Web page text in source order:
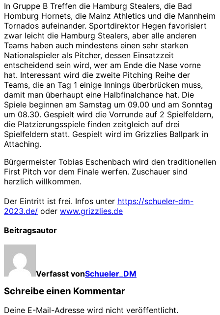
In Gruppe B Treffen die Hamburg Stealers, die Bad
Homburg Hornets, die Mainz Athletics und die Mannheim
Tornados aufeinander. Sportdirektor Hegen favorisiert
zwar leicht die Hamburg Stealers, aber alle anderen
Teams haben auch mindestens einen sehr starken
Nationalspieler als Pitcher, dessen Einsatzzeit
entscheidend sein wird, wer am Ende die Nase vorne
hat. Interessant wird die zweite Pitching Reihe der
Teams, die an Tag 1 einige Innings überbrücken muss,
damit man überhaupt eine Halbfinalchance hat. Die
Spiele beginnen am Samstag um 09.00 und am Sonntag
um 08.30. Gespielt wird die Vorrunde auf 2 Spielfeldern,
die Platzierungsspiele finden zeitgleich auf drei
Spielfeldern statt. Gespielt wird im Grizzlies Ballpark in
Attaching.
Bürgermeister Tobias Eschenbach wird den traditionellen
First Pitch vor dem Finale werfen. Zuschauer sind
herzlich willkommen.
Der Eintritt ist frei. Infos unter https://schueler-dm-
2023.de/ oder www.grizzlies.de
Beitragsautor
Verfasst vonSchueler_DM
Schreibe einen Kommentar
Deine E-Mail-Adresse wird nicht veröffentlicht.